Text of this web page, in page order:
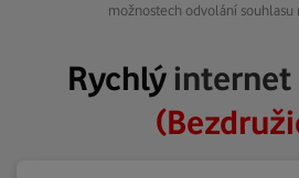
možnostech odvolání souhlasu
Rychlýinternet